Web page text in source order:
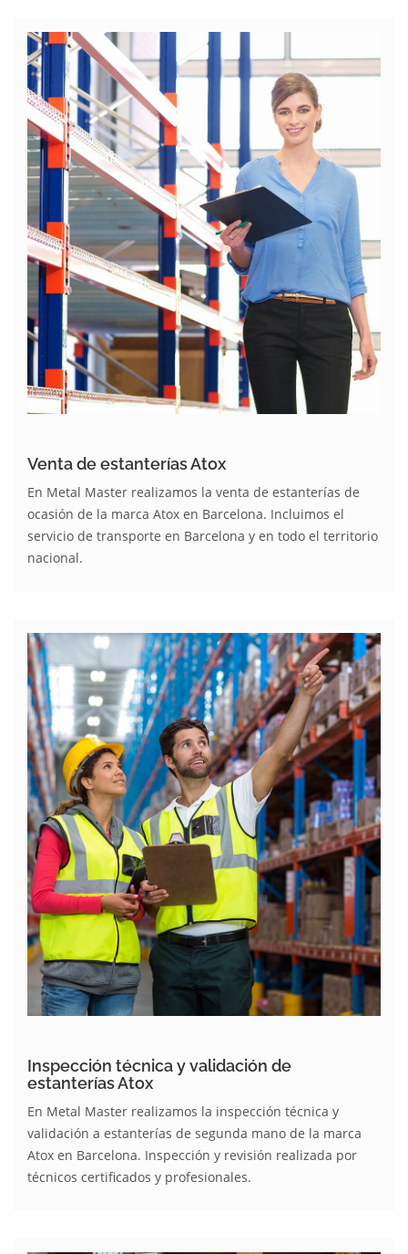
Venta de estanterías Atox
En Metal Master realizamos la venta de estanterías de
ocasión de la marca Atox en Barcelona. Incluimos el
servicio de transporte en Barcelona y en todo el territorio
nacional.
Inspección técnica y validación de
estanterías Atox
En Metal Master realizamos la inspección técnica y
validación a estanterías de segunda mano de la marca
Atox en Barcelona. Inspección y revisión realizada por
técnicos certificados y profesionales.